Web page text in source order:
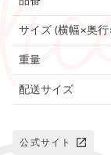
サイズ (横幅×奥
重量
配送サイズ
公式サイト